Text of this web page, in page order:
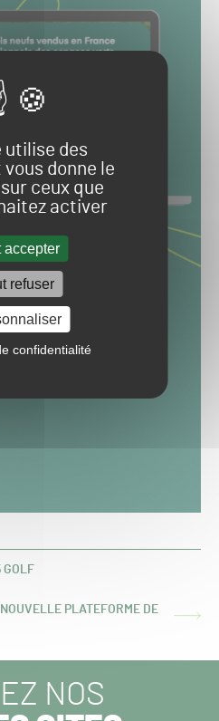
utilise des
donne le
ceux que
activer
accepter
refuser
confidentialité
PLATEFORME DE
NOS